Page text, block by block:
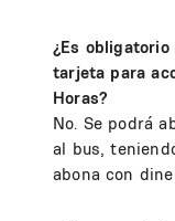
¿Es
tarjeta para
Horas?
No. Se podrá
al bus,
abona con